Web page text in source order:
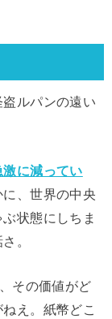
ルパンの遠い
激に減ってい
、世界の中央
状態にしちま
。
その価値がど
え。紙幣どこ